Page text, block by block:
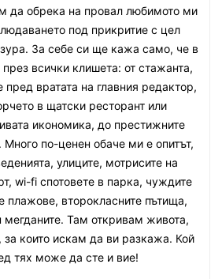
да обрека на провал любимото ми
под прикритие с цел
За себе си ще кажа само, че в
всички клишета: от стажанта,
пред вратата на главния редактор,
в щатски ресторант или
икономика, до престижните
Много по-ценен обаче ми е опитът,
улиците, мотрисите на
wi-fi спотовете в парка, чуждите
плажове, второкласните пътища,
мегданите. Там откривам живота,
за които искам да ви разкажа. Кой
тях може да сте и вие!